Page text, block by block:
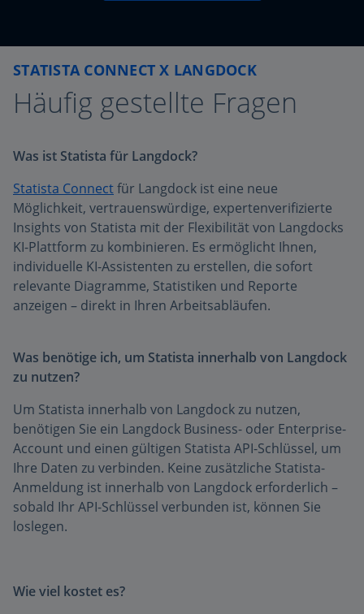
STATISTA CONNECT X LANGDOCK
Häufig gestellte Fragen
Was ist Statista für Langdock?
Statista Connectfür Langdock ist eine neue
Möglichkeit, vertrauenswürdige, expertenverifizierte
Insights von Statista mit der Flexibilität von Langdocks
KI-Plattform zu kombinieren. Es ermöglicht Ihnen,
individuelle KI-Assistenten zu erstellen, die sofort
relevante Diagramme, Statistiken und Reporte
anzeigen – direkt in Ihren Arbeitsabläufen.
Was benötige ich, um Statista innerhalb von Langdock
zu nutzen?
Um Statista innerhalb von Langdock zu nutzen,
benötigen Sie ein Langdock Business- oder Enterprise-
Account und einen gültigen Statista API-Schlüssel, um
Ihre Daten zu verbinden. Keine zusätzliche Statista-
Anmeldung ist innerhalb von Langdock erforderlich –
sobald Ihr API-Schlüssel verbunden ist, können Sie
loslegen.
Wie viel kostet es?